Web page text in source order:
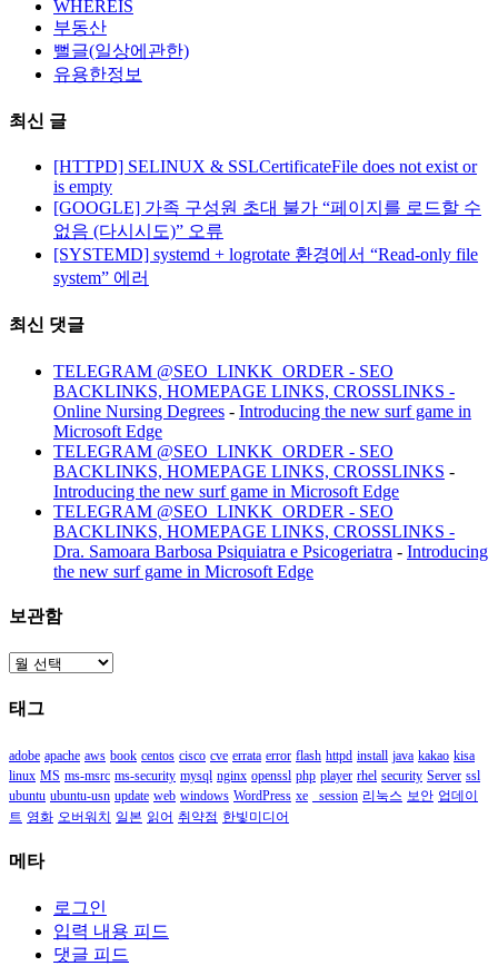
WHEREIS
부동산
뻘글(일상에관한)
유용한정보
최신 글
[HTTPD] SELINUX & SSLCertificateFile does not exist or
is empty
[GOOGLE] 가족 구성원 초대 불가 “페이지를 로드할 수
없음 (다시시도)” 오류
[SYSTEMD] systemd + logrotate 환경에서 “Read-only file
system” 에러
최신 댓글
TELEGRAM @SEO_LINKK_ORDER - SEO
BACKLINKS, HOMEPAGE LINKS, CROSSLINKS -
Online Nursing Degrees - Introducing the new surf game in
Microsoft Edge
TELEGRAM @SEO_LINKK_ORDER - SEO
BACKLINKS, HOMEPAGE LINKS, CROSSLINKS -
Introducing the new surf game in Microsoft Edge
TELEGRAM @SEO_LINKK_ORDER - SEO
BACKLINKS, HOMEPAGE LINKS, CROSSLINKS -
Dra. Samoara Barbosa Psiquiatra e Psicogeriatra - Introducing
the new surf game in Microsoft Edge
보관함
보
함
태그
adobe apache aws book centos cisco cve errata error flash httpd install java kakao kisa
linux MS ms-msrc ms-security mysql nginx openssl php player rhel security Server ssl
ubuntu ubuntu-usn update web windows WordPress xe _session 리눅스 보안 업데이
트 영화 오버워치 일본 읽어 취약점 한빛미디어
메타
로그인
입력 내용 피드
댓글 피드